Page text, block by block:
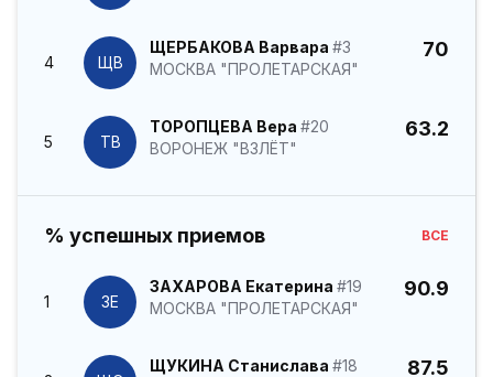
4 ЩВ
ЩЕРБАКОВА Варвара #3
МОСКВА "ПРОЛЕТАРСКАЯ"
70
5 ТВ
ТОРОПЦЕВА Вера #20
ВОРОНЕЖ "ВЗЛЁТ"
63.2
% успешных приемов ВСЕ
1 ЗЕ
ЗАХАРОВА Екатерина #19
МОСКВА "ПРОЛЕТАРСКАЯ"
90.9
ЩУКИНА Станислава #18 87.5